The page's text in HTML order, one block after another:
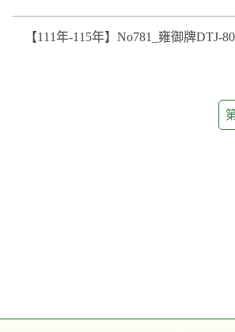
【111年-115年】No781_雍御牌DTJ-